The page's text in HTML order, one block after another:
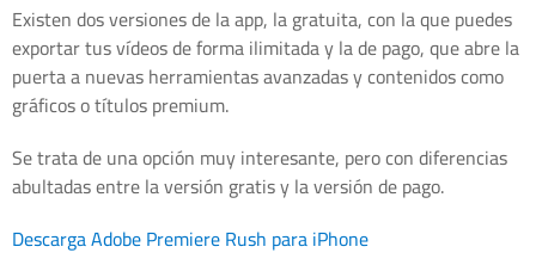
Existen dos versiones de la app, la gratuita, con la que puedes
exportar tus vídeos de forma ilimitada y la de pago, que abre la
puerta a nuevas herramientas avanzadas y contenidos como
gráficos o títulos premium.
Se trata de una opción muy interesante, pero con diferencias
abultadas entre la versión gratis y la versión de pago.
Descarga Adobe Premiere Rush para iPhone